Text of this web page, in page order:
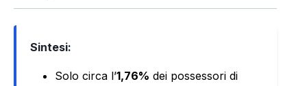
Sintesi:
Solo circa l’1,76% dei possessori di